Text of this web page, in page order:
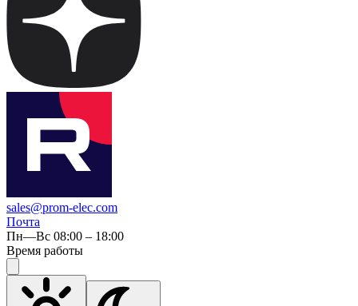
sales@prom-elec.com
Почта
Пн—Вс 08:00 – 18:00
Время работы